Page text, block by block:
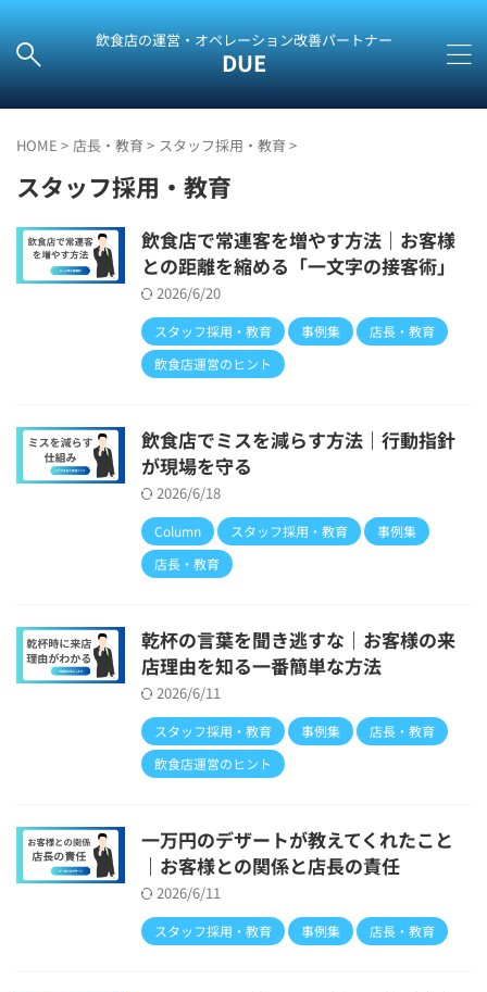
飲食店の運営・オペレーション改善パートナー
DUE
HOME > 店長・教育 > スタッフ採用・教育 >
スタッフ採用・教育
飲食店で常連客を増やす方法｜お客様
との距離を縮める「一文字の接客術」
2026/6/20
スタッフ採用・教育 事例集
店長・教育
飲食店運営のヒント
飲食店でミスを減らす方法｜行動指針
が現場を守る
2026/6/18
Column スタッフ採用・教育
事例集
店長・教育
乾杯の言葉を聞き逃すな｜お客様の来
店理由を知る一番簡単な方法
2026/6/11
スタッフ採用・教育 事例集
店長・教育
飲食店運営のヒント
一万円のデザートが教えてくれたこと
｜お客様との関係と店長の責任
2026/6/11
スタッフ採用・教育 事例集 店長・教育